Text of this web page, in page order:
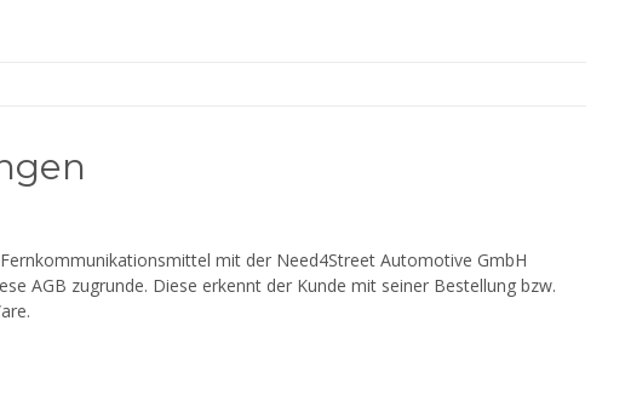
mit der Need4Street Automotive GmbH
AGB zugrunde. Diese erkennt der Kunde mit seiner Bestellung bzw.